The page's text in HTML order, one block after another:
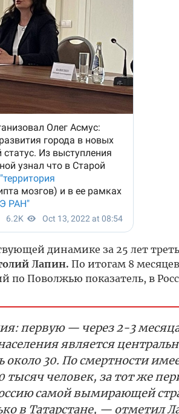
динамике за 25 лет
Лапин. По итогам 8
по Поволжью показатель, в
первую — через 2-3
является
30. По смертности
тысяч человек, за тот же
самой вымирающей
в Татарстане, — отметил